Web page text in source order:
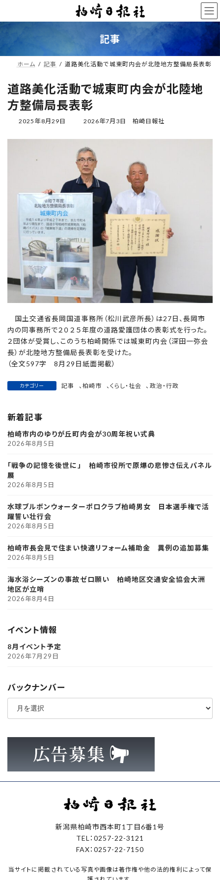
テ
ゲ
記事
ホーム 記事 道路美化活動で城東町内会が北陸地方整備局長表彰
道路美化活動で城東町内会が北陸地
方整備局長表彰
2025年8月29日
最
更
新
日
時
:
2026年7月3日 柏崎日報社
国土交通省長岡国道事務所（松川武彦所長）は27日、長岡市
内の同事務所で２０２５年度の道路愛護団体の表彰式を行った。
２団体が受賞し、このうち柏崎関係では城東町内会（深田一弥会
長）が北陸地方整備局長表彰を受けた。
（全文597字 8月29日紙面掲載）
カテゴリー 記事 、 柏崎市 、 くらし・社会 、 政治・行政
新着記事
柏崎市内のゆりが丘町内会が30周年祝い式典
2026年8月5日
「戦争の記憶を後世に」 柏崎市役所で原爆の悲惨さ伝えパネル
展
2026年8月5日
水球ブルボンウォーターポロクラブ柏崎男女 日本選手権で活
躍誓い壮行会
2026年8月5日
柏崎市長会見で住まい快適リフォーム補助金 異例の追加募集
2026年8月5日
海水浴シーズンの事故ゼロ願い 柏崎地区交通安全協会大洲
地区が立哨
2026年8月4日
イベント情報
8月イベント予定
2026年7月29日
バックナンバー
ア
カ
ブ
新潟県柏崎市西本町1丁目6番1号
TEL：0257-22-3121
FAX：0257-22-7150
当サイトに掲載されている写真や画像は著作権や他の法的権利によって保